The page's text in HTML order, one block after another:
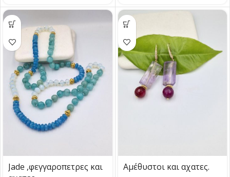
Jade ,φεγγαροπετρες και
Αμέθυστοι και αχατες.